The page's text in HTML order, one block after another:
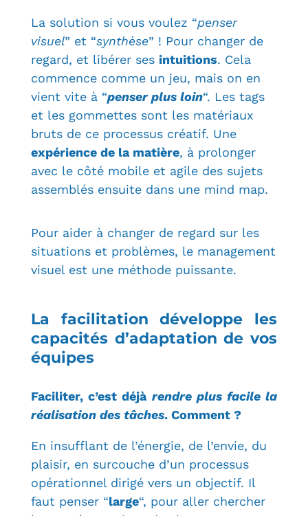
La solution si vous voulez “penser
visuel” et “synthèse” ! Pour changer de
regard, et libérer ses intuitions. Cela
commence comme un jeu, mais on en
vient vite à “penser plus loin“. Les tags
et les gommettes sont les matériaux
bruts de ce processus créatif. Une
expérience de la matière, à prolonger
avec le côté mobile et agile des sujets
assemblés ensuite dans une mind map.
Pour aider à changer de regard sur les
situations et problèmes, le management
visuel est une méthode puissante.
La facilitation développe les
capacités d’adaptation de vos
équipes
Faciliter, c’est déjà rendre plus facile la
réalisation des tâches. Comment ?
En insufflant de l’énergie, de l’envie, du
plaisir, en surcouche d’un processus
opérationnel dirigé vers un objectif. Il
faut penser “large“, pour aller chercher